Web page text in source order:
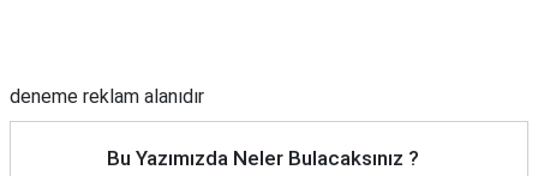
deneme reklam alanıdır
Bu Yazımızda Neler Bulacaksınız ?